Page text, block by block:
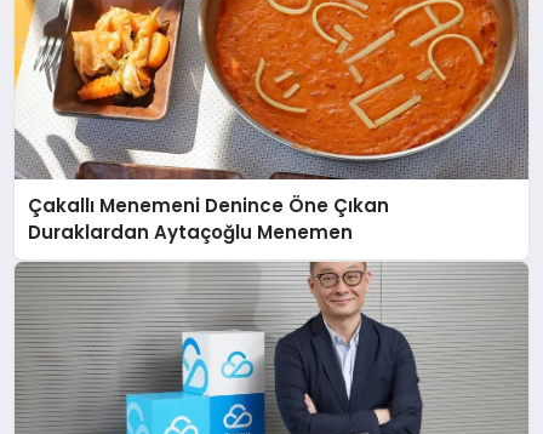
Çakallı Menemeni Denince Öne Çıkan
Duraklardan Aytaçoğlu Menemen